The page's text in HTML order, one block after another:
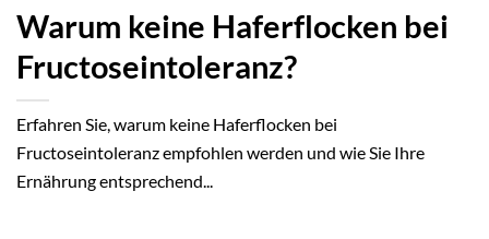
Warum keine Haferflocken bei
Fructoseintoleranz?
Erfahren Sie, warum keine Haferflocken bei
Fructoseintoleranz empfohlen werden und wie Sie Ihre
Ernährung entsprechend...